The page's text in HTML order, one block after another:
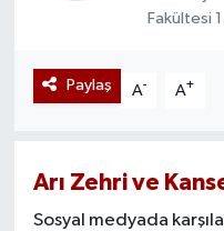
Fakültesi
Paylaş A- A+
Arı Zehri ve
Sosyal medyada